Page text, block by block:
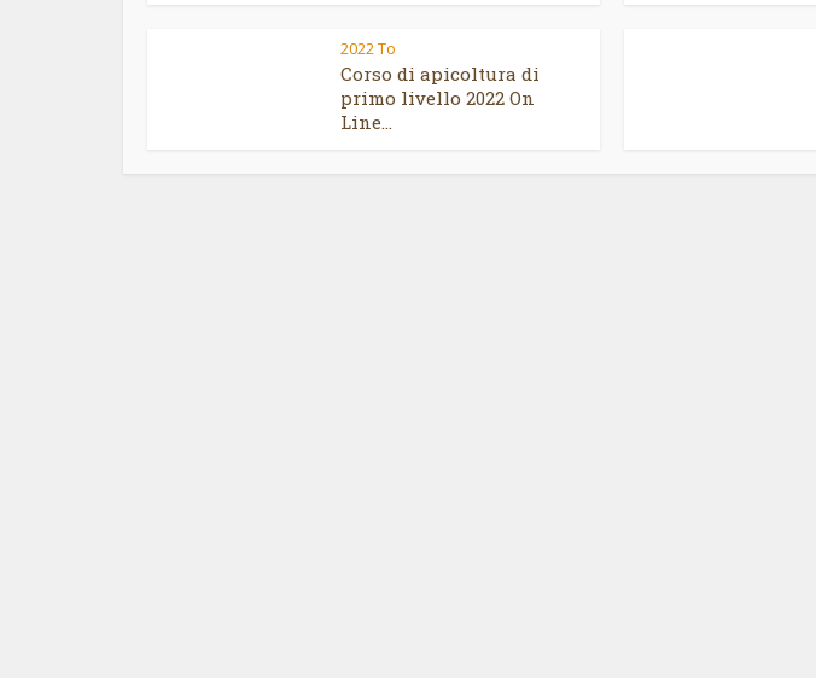
2022 To
Corso di apicoltura di
primo livello 2022 On
Line...